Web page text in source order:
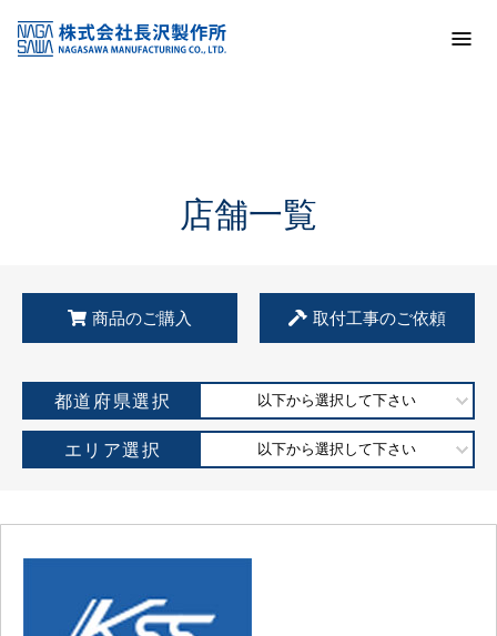
KSS加盟店・取扱店情報
店舗一覧
店舗一覧
商品のご購入 取付工事のご依頼
都道府県選択 以下から選択して下さい
エリア選択 以下から選択して下さい